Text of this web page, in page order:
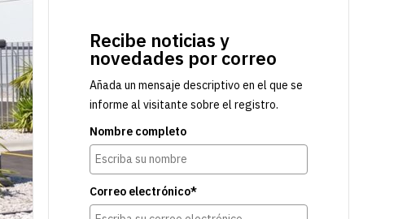
Recibe noticias y
novedades por correo
Añada un mensaje descriptivo en el que se
informe al visitante sobre el registro.
Nombre completo
Correo electrónico*